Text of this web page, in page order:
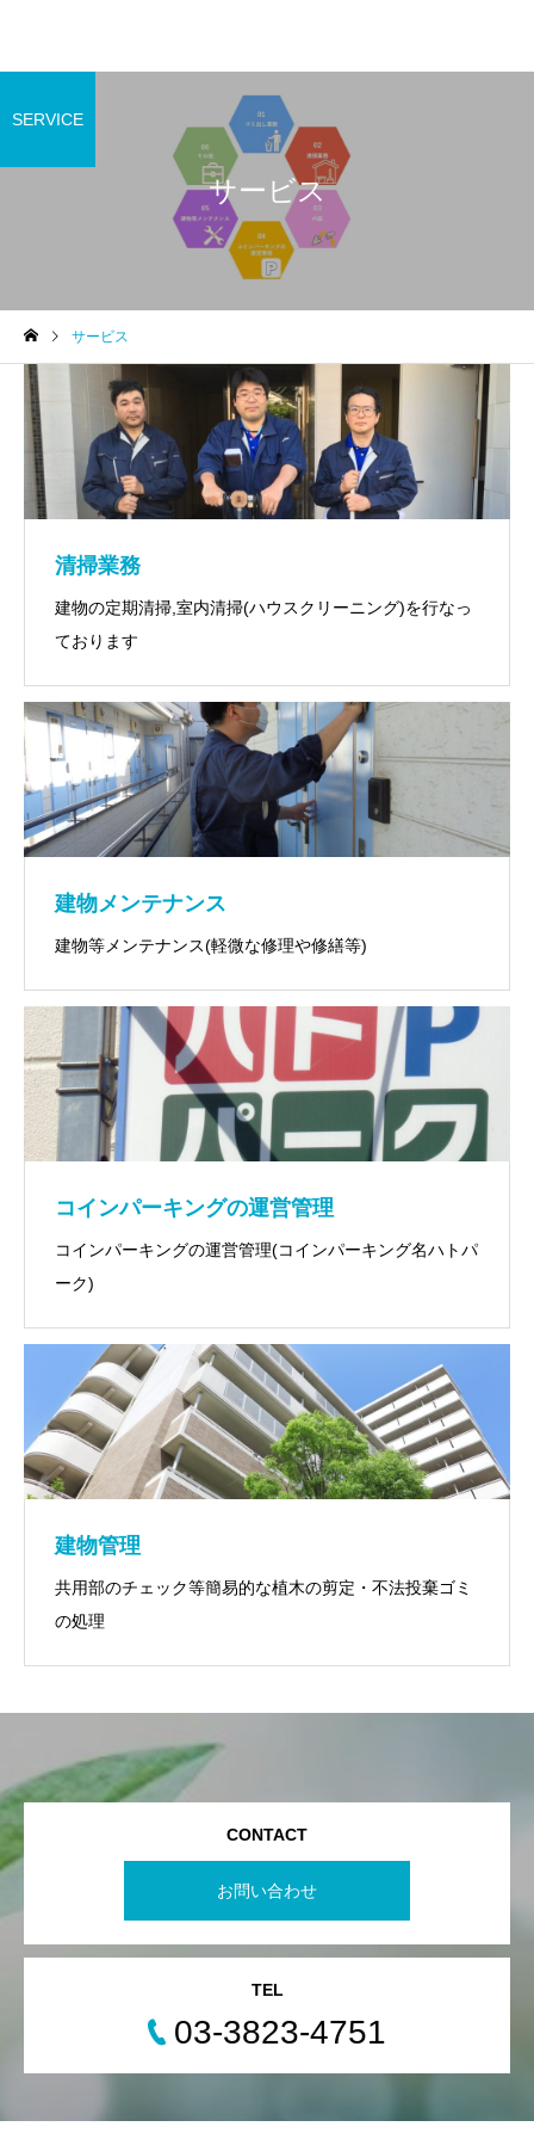
サービス
SERVICE
サービス
清掃業務
建物の定期清掃,室内清掃(ハウスクリーニング)を行なっ
ております
建物メンテナンス
建物等メンテナンス(軽微な修理や修繕等)
コインパーキングの運営管理
コインパーキングの運営管理(コインパーキング名ハトパ
ーク)
建物管理
共用部のチェック等簡易的な植木の剪定・不法投棄ゴミ
の処理
CONTACT
お問い合わせ
TEL
03-3823-4751